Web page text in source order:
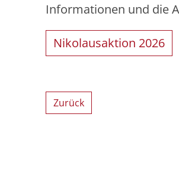
Informationen und die
Nikolausaktion 2026
Zurück